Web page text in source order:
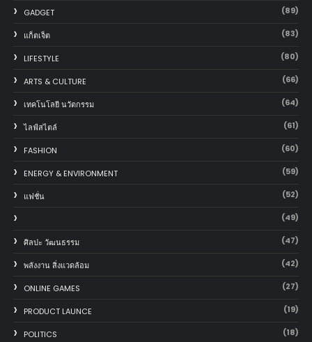
GADGET (89)
แก็ตเจ็ต (83)
LIFESTYLE (80)
ARTS & CULTURE (66)
เทคโนโลยี นวัตกรรม (64)
ไลฟ์สไตล์ (61)
FASHION (60)
ENERGY & ENVIRONMENT (59)
แฟชั่น (52)
(49)
ศิลปะ วัฒนธรรม (47)
พลังงาน สิ่งแวดล้อม (42)
ONLINE GAMES (27)
PRODUCT LAUNCE (19)
POLITICS (18)